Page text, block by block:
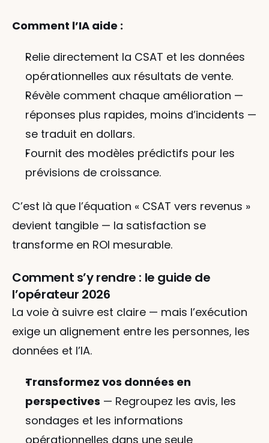
Comment l’IA aide :
Relie directement la CSAT et les données
opérationnelles aux résultats de vente.
Révèle comment chaque amélioration —
réponses plus rapides, moins d’incidents —
se traduit en dollars.
Fournit des modèles prédictifs pour les
prévisions de croissance.
C’est là que l’équation « CSAT vers revenus »
devient tangible — la satisfaction se
transforme en ROI mesurable.
Comment s’y rendre : le guide de
l’opérateur 2026
La voie à suivre est claire — mais l’exécution
exige un alignement entre les personnes, les
données et l’IA.
Transformez vos données en
perspectives — Regroupez les avis, les
sondages et les informations
opérationnelles dans une seule